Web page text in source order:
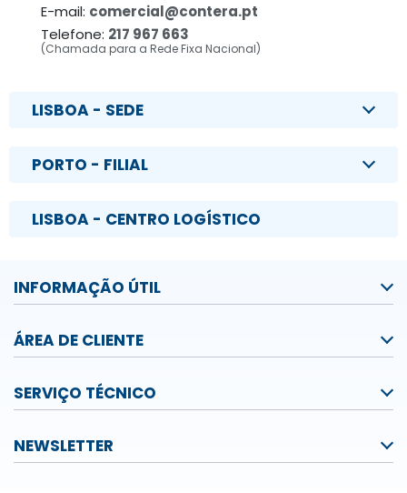
E-mail: comercial@contera.pt
Telefone: 217 967 663
(Chamada para a Rede Fixa Nacional)
LISBOA - SEDE
PORTO - FILIAL
LISBOA - CENTRO LOGÍSTICO
INFORMAÇÃO ÚTIL
ÁREA DE CLIENTE
SERVIÇO TÉCNICO
NEWSLETTER